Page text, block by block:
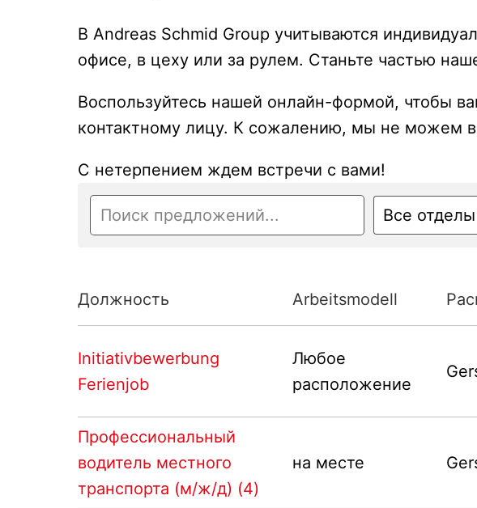
В Andreas Schmid Group учитываются
офисе, в цеху или за рулем. Станьте частью
Воспользуйтесь нашей онлайн-формой, чтобы
контактному лицу. К сожалению, мы не можем
С нетерпением ждем встречи с вами!
Все отделы
Должность Arbeitsmodell
Initiativbewerbung
Ferienjob
Любое
расположение
Профессиональный
водитель местного
транспорта (м/ж/д) (4)
на месте